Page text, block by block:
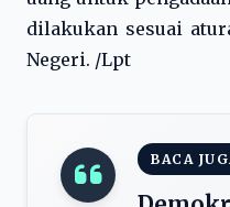
dilakukan sesuai
Negeri. /Lpt
BACA